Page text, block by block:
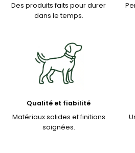
Des produits faits pour durer
dans le temps.
Qualité et fiabilité
Matériaux solides et finitions
soignées.